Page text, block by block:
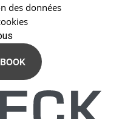
des données